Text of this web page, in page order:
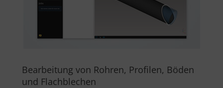
Bearbeitung von Rohren, Profilen, Böden
und Flachblechen